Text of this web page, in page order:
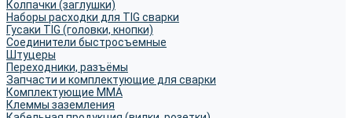
Колпачки (заглушки)
Наборы расходки для TIG сварки
Гусаки TIG (головки, кнопки)
Соединители быстросъемные
Штуцеры
Переходники, разъёмы
Запчасти и комплектующие для сварки
Комплектующие ММА
Клеммы заземления